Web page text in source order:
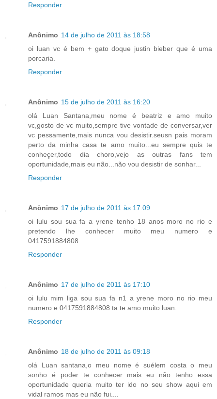
Responder
Anônimo 14 de julho de 2011 às 18:58
oi luan vc é bem + gato doque justin bieber que é uma
porcaria.
Responder
Anônimo 15 de julho de 2011 às 16:20
olá Luan Santana,meu nome é beatriz e amo muito
vc,gosto de vc muito,sempre tive vontade de conversar,ver
vc pessamente,mais nunca vou desistir.seusn pais moram
perto da minha casa te amo muito...eu sempre quis te
conheçer,todo dia choro,vejo as outras fans tem
oportunidade,mais eu não...não vou desistir de sonhar...
Responder
Anônimo 17 de julho de 2011 às 17:09
oi lulu sou sua fa a yrene tenho 18 anos moro no rio e
pretendo lhe conhecer muito meu numero e
0417591884808
Responder
Anônimo 17 de julho de 2011 às 17:10
oi lulu mim liga sou sua fa n1 a yrene moro no rio meu
numero e 0417591884808 ta te amo muito luan.
Responder
Anônimo 18 de julho de 2011 às 09:18
olá Luan santana,o meu nome é suélem costa o meu
sonho é poder te conhecer mais eu não tenho essa
oportunidade queria muito ter ido no seu show aqui em
vidal ramos mas eu não fui....